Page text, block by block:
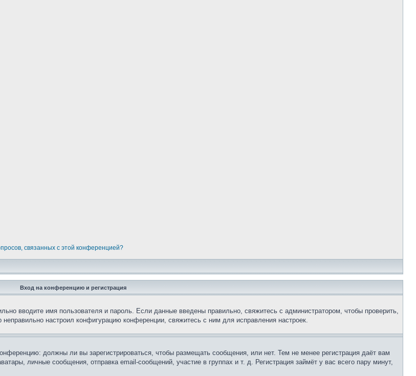
связанных с этой конференцией?
Вход на конференцию и регистрация
вводите имя пользователя и пароль. Если данные введены правильно, свяжитесь с администратором, чтобы проверить,
настроил конфигурацию конференции, свяжитесь с ним для исправления настроек.
должны ли вы зарегистрироваться, чтобы размещать сообщения, или нет. Тем не менее регистрация даёт вам
личные сообщения, отправка email-сообщений, участие в группах и т. д. Регистрация займёт у вас всего пару минут,